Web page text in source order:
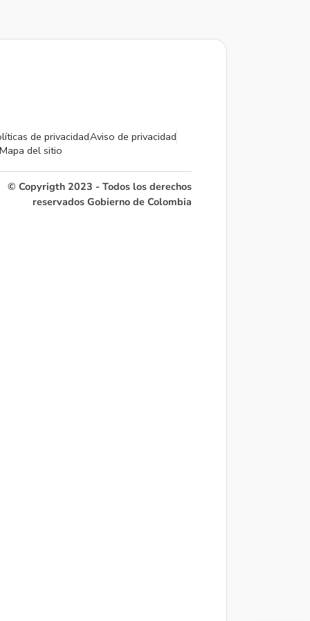
de privacidadAviso de privacidad
Mapa del sitio
© Copyrigth 2023 - Todos los derechos
reservados Gobierno de Colombia